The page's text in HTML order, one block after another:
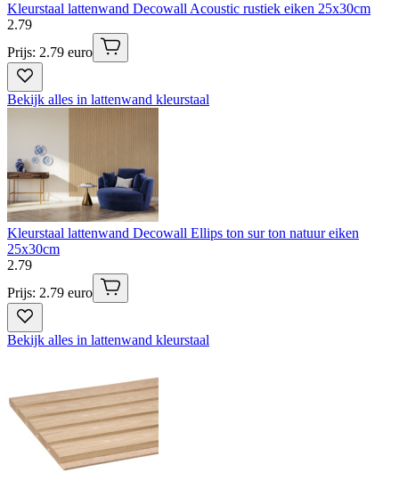
Kleurstaal lattenwand Decowall Acoustic rustiek eiken 25x30cm
2.79
Prijs: 2.79 euro
Bekijk alles in lattenwand kleurstaal
Kleurstaal lattenwand Decowall Ellips ton sur ton natuur eiken
25x30cm
2.79
Prijs: 2.79 euro
Bekijk alles in lattenwand kleurstaal